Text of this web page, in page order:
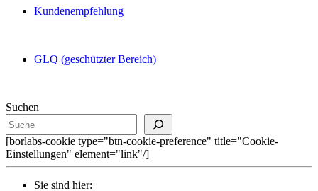
Kundenempfehlung
GLQ (geschützter Bereich)
Suchen
[borlabs-cookie type="btn-cookie-preference" title="Cookie-
Einstellungen" element="link"/]
Sie sind hier: